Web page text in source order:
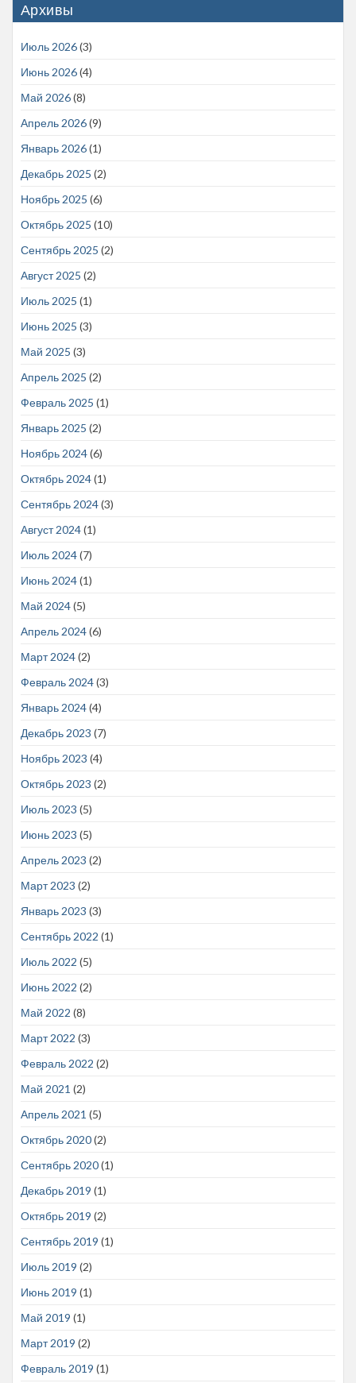
Архивы
Июль 2026(3)
Июнь 2026(4)
Май 2026(8)
Апрель 2026(9)
Январь 2026(1)
Декабрь 2025 (2)
Ноябрь 2025 (6)
Октябрь 2025 (10)
Сентябрь 2025 (2)
Август 2025 (2)
Июль 2025 (1)
Июнь 2025 (3)
Май 2025 (3)
Апрель 2025 (2)
Февраль 2025 (1)
Январь 2025 (2)
Ноябрь 2024(6)
Октябрь 2024(1)
Сентябрь 2024(3)
Август 2024(1)
Июль 2024(7)
Июнь 2024(1)
Май 2024(5)
Апрель 2024(6)
Март 2024(2)
Февраль 2024(3)
Январь 2024(4)
Декабрь 2023 (7)
Ноябрь 2023 (4)
Октябрь 2023 (2)
Июль 2023 (5)
Июнь 2023 (5)
Апрель 2023 (2)
Март 2023 (2)
Январь 2023 (3)
Сентябрь 2022 (1)
Июль 2022 (5)
Июнь 2022 (2)
Май 2022 (8)
Март 2022 (3)
Февраль 2022 (2)
Май 2021 (2)
Апрель 2021 (5)
Октябрь 2020(2)
Сентябрь 2020(1)
Декабрь 2019 (1)
Октябрь 2019 (2)
Сентябрь 2019 (1)
Июль 2019 (2)
Июнь 2019 (1)
Май 2019 (1)
Март 2019 (2)
Февраль 2019 (1)